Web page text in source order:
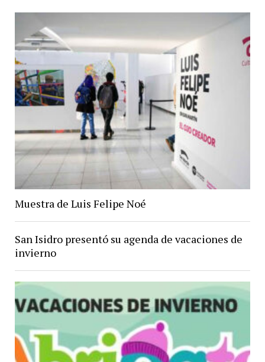
Muestra de Luis Felipe Noé
San Isidro presentó su agenda de vacaciones de
invierno